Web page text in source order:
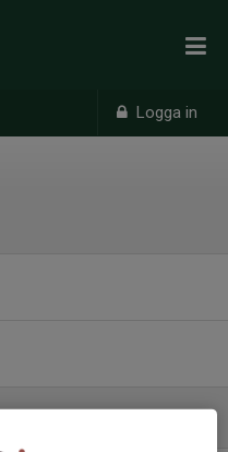
Logga in